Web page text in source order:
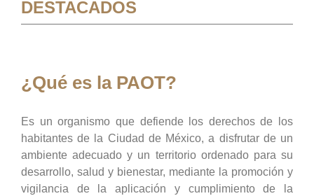
DESTACADOS
¿Qué es la PAOT?
Es un organismo que defiende los derechos de los
habitantes de la Ciudad de México, a disfrutar de un
ambiente adecuado y un territorio ordenado para su
desarrollo, salud y bienestar, mediante la promoción y
vigilancia de la aplicación y cumplimiento de la